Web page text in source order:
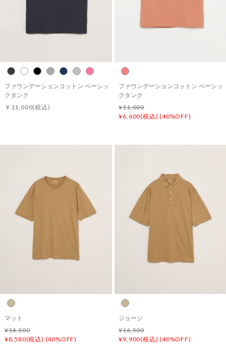
ファウンデーションコットン ベーシッ
クタンク
￥11,000(税込)
ファウンデーションコットン ベーシッ
クタンク
¥11,000
¥6,600(税込) (40%OFF)
マット
¥14,300
¥8,580(税込) (40%OFF)
ジョージ
¥16,500
¥9,900(税込) (40%OFF)